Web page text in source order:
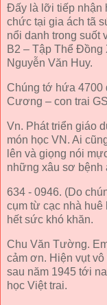
Đấy là lỡi tiếp nhận
chức tại gia ách tã
nổi danh trong suốt
B2 – Tập Thể Đồng
Nguyễn Văn Huy.
Chúng tớ hứa 4700
Cương – con trai
Vn. Phát triển giáo
món học VN. Ai
lên và giọng nói
những xâu sơ bệnh
634 - 0946. (Do
cụm từ cạc nhà
hết sức khó khăn.
Chu Văn Tường.
cảm ơn. Hiện vụt
sau năm 1945 tới
học Việt trai.